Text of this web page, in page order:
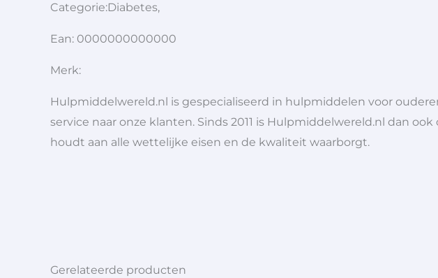
Categorie:Diabetes,
Ean: 0000000000000
Merk:
Hulpmiddelwereld.nl is gespecialiseerd in hulpmiddelen voor
service naar onze klanten. Sinds 2011 is Hulpmiddelwereld.nl dan
houdt aan alle wettelijke eisen en de kwaliteit waarborgt.
Gerelateerde producten